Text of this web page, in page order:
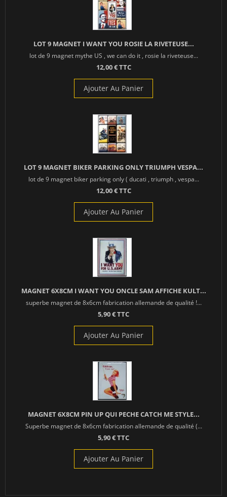
LOT 9 MAGNET I WANT YOU ROSIE LA RIVETEUSE...
lot de 9 magnet mythe US , we can do it , rosie la riveteuse...
12,00 € TTC
Ajouter Au Panier
LOT 9 MAGNET BIKER PARKING ONLY TRIUMPH VESPA...
lot de 9 magnet biker parking only ( ducati , triumph , vespa...
12,00 € TTC
Ajouter Au Panier
MAGNET 6X8CM I WANT YOU ONCLE SAM AFFICHE KULT...
superbe magnet de 8x6cm fabrication allemande de qualité !...
5,90 € TTC
Ajouter Au Panier
MAGNET 6X8CM PIN UP QUI PECHE CATCH ME STYLE...
Superbe magnet de 8x6cm fabrication allemande de qualité (...
5,90 € TTC
Ajouter Au Panier